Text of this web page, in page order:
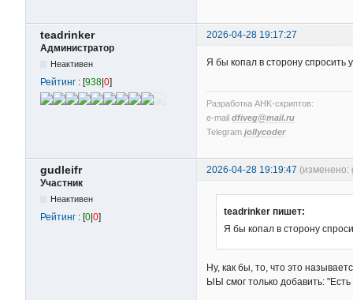
teadrinker
2026-04-28 19:17:27
Администратор
Неактивен
Рейтинг : [938 0]
Я бы копал в сторону спросить
Разработка AHK-скриптов:
e-mail dfiveg@mail.ru
Telegram jollycoder
gudleifr 2026-04-28 19:19:47 (изменено:
Участник
Неактивен
Рейтинг : [0 0]
teadrinker пишет:
Я бы копал в сторону
Ну, как бы, то, что это
ЫЫ смог только добавить: